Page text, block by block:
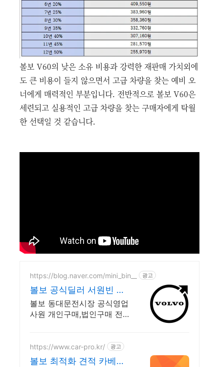
볼보 V60의 낮은 소유 비용과 강력한 재판매 가치외에
도 큰 비용이 들지 않으면서 고급 차량을 찾는 예비 오
너에게 매력적인 부분입니다. 전반적으로 볼보 V60은
세련되고 실용적인 고급 차량을 찾는 구매자에게 탁월
한 선택일 것 같습니다.
https://blog.naver.com/mini_bin__ 광고
볼보 공식딜러 서원빈 대
리 개인,법인진행,전국출
고전문
볼보 동대문전시장 공식영업
사원 개인구매,법인구매 전국
https://www.car-pro.kr/ 광고
볼보 최적화 견적 카베이